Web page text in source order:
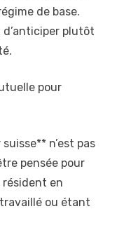
de base.
plutôt
pour
n’est pas
pensée pour
résident en
ou étant